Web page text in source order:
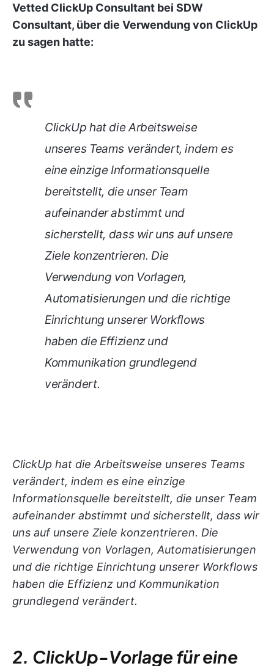
Vetted ClickUp Consultant bei SDW
Consultant, über die Verwendung von ClickUp
zu sagen hatte:
ClickUp hat die Arbeitsweise
unseres Teams verändert, indem es
eine einzige Informationsquelle
bereitstellt, die unser Team
aufeinander abstimmt und
sicherstellt, dass wir uns auf unsere
Ziele konzentrieren. Die
Verwendung von Vorlagen,
Automatisierungen und die richtige
Einrichtung unserer Workflows
haben die Effizienz und
Kommunikation grundlegend
verändert.
ClickUp hat die Arbeitsweise unseres Teams
verändert, indem es eine einzige
Informationsquelle bereitstellt, die unser Team
aufeinander abstimmt und sicherstellt, dass wir
uns auf unsere Ziele konzentrieren. Die
Verwendung von Vorlagen, Automatisierungen
und die richtige Einrichtung unserer Workflows
haben die Effizienz und Kommunikation
grundlegend verändert.
2. ClickUp-Vorlage für eine